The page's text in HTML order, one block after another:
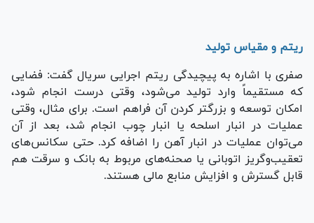
ریتم و مقیاس تولید
صفری با اشاره به پیچیدگی ریتم اجرایی سریال گفت: فضایی
که مستقیماً وارد تولید می‌شود، وقتی درست انجام شود،
امکان توسعه و بزرگتر کردن آن فراهم است. برای مثال، وقتی
عملیات در انبار اسلحه یا انبار چوب انجام شد، بعد از آن
می‌توان عملیات در انبار آهن را اضافه کرد. حتی سکانس‌های
تعقیب‌وگریز اتوبانی یا صحنه‌های مربوط به بانک و سرقت هم
قابل گسترش و افزایش منابع مالی هستند.